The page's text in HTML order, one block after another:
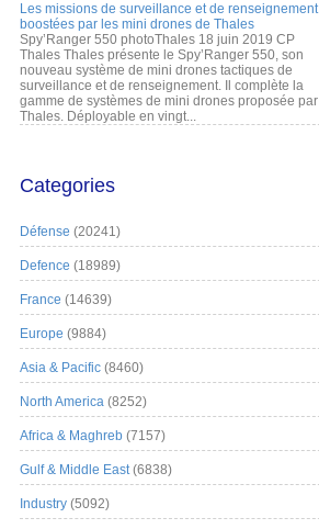
Les missions de surveillance et de renseignement
boostées par les mini drones de Thales
Spy’Ranger 550 photoThales 18 juin 2019 CP
Thales Thales présente le Spy’Ranger 550, son
nouveau système de mini drones tactiques de
surveillance et de renseignement. Il complète la
gamme de systèmes de mini drones proposée par
Thales. Déployable en vingt...
Categories
Défense (20241)
Defence (18989)
France (14639)
Europe (9884)
Asia & Pacific (8460)
North America (8252)
Africa & Maghreb (7157)
Gulf & Middle East(6838)
Industry (5092)